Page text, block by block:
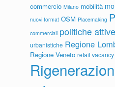
commercio Milano mobilità
nuovi format OSM Placemaking
commerciali politiche attive
urbanistiche Regione
Regione Veneto retail vacancy